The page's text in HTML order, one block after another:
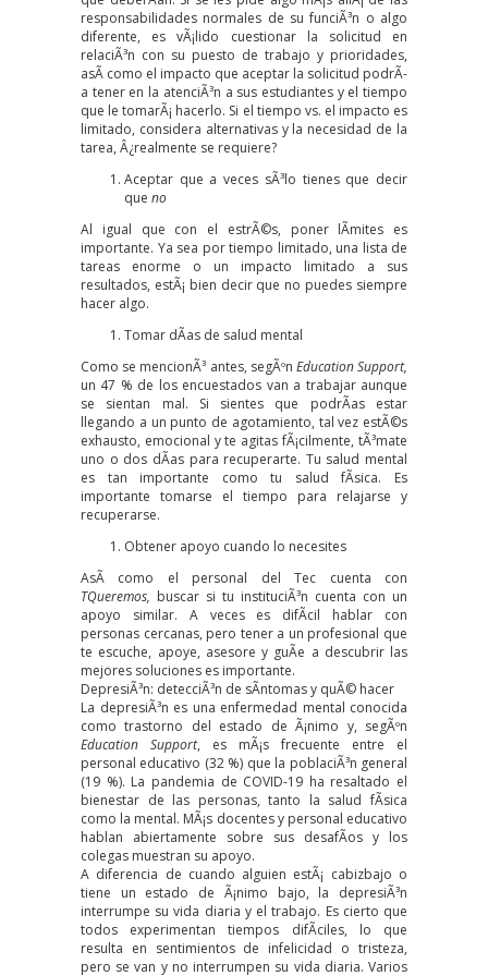
responsabilidades normales de su funciÃ³n o algo
diferente, es vÃ¡lido cuestionar la solicitud en
relaciÃ³n con su puesto de trabajo y prioridades,
asÃ­ como el impacto que aceptar la solicitud podrÃ­
a tener en la atenciÃ³n a sus estudiantes y el tiempo
que le tomarÃ¡ hacerlo. Si el tiempo vs. el impacto es
limitado, considera alternativas y la necesidad de la
tarea, Â¿realmente se requiere?
Aceptar que a veces sÃ³lo tienes que decir
que no
Al igual que con el estrÃ©s, poner lÃ­mites es
importante. Ya sea por tiempo limitado, una lista de
tareas enorme o un impacto limitado a sus
resultados, estÃ¡ bien decir que no puedes siempre
hacer algo.
Tomar dÃ­as de salud mental
Como se mencionÃ³ antes, segÃºn Education Support,
un 47 % de los encuestados van a trabajar aunque
se sientan mal. Si sientes que podrÃ­as estar
llegando a un punto de agotamiento, tal vez estÃ©s
exhausto, emocional y te agitas fÃ¡cilmente, tÃ³mate
uno o dos dÃ­as para recuperarte. Tu salud mental
es tan importante como tu salud fÃ­sica. Es
importante tomarse el tiempo para relajarse y
recuperarse.
Obtener apoyo cuando lo necesites
AsÃ­ como el personal del Tec cuenta con
TQueremos, buscar si tu instituciÃ³n cuenta con un
apoyo similar. A veces es difÃ­cil hablar con
personas cercanas, pero tener a un profesional que
te escuche, apoye, asesore y guÃ­e a descubrir las
mejores soluciones es importante.
DepresiÃ³n: detecciÃ³n de sÃ­ntomas y quÃ© hacer
La depresiÃ³n es una enfermedad mental conocida
como trastorno del estado de Ã¡nimo y, segÃºn
Education Support, es mÃ¡s frecuente entre el
personal educativo (32 %) que la poblaciÃ³n general
(19 %). La pandemia de COVID-19 ha resaltado el
bienestar de las personas, tanto la salud fÃ­sica
como la mental. MÃ¡s docentes y personal educativo
hablan abiertamente sobre sus desafÃ­os y los
colegas muestran su apoyo.
A diferencia de cuando alguien estÃ¡ cabizbajo o
tiene un estado de Ã¡nimo bajo, la depresiÃ³n
interrumpe su vida diaria y el trabajo. Es cierto que
todos experimentan tiempos difÃ­ciles, lo que
resulta en sentimientos de infelicidad o tristeza,
pero se van y no interrumpen su vida diaria. Varios